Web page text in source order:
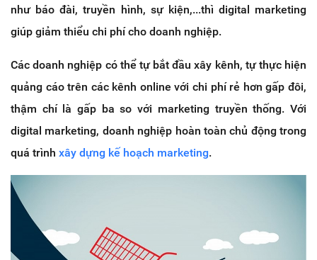
như báo đài, truyền hình, sự kiện,...thì digital marketing
giúp giảm thiểu chi phí cho doanh nghiệp.
Các doanh nghiệp có thể tự bắt đầu xây kênh, tự thực hiện
quảng cáo trên các kênh online với chi phí rẻ hơn gấp đôi,
thậm chí là gấp ba so với marketing truyền thống. Với
digital marketing, doanh nghiệp hoàn toàn chủ động trong
quá trình xây dựng kế hoạch marketing.